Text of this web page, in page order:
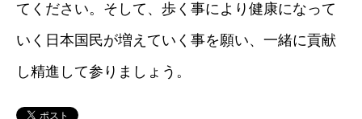
てください。そして、歩く事により健康になって
いく日本国民が増えていく事を願い、一緒に貢献
し精進して参りましょう。